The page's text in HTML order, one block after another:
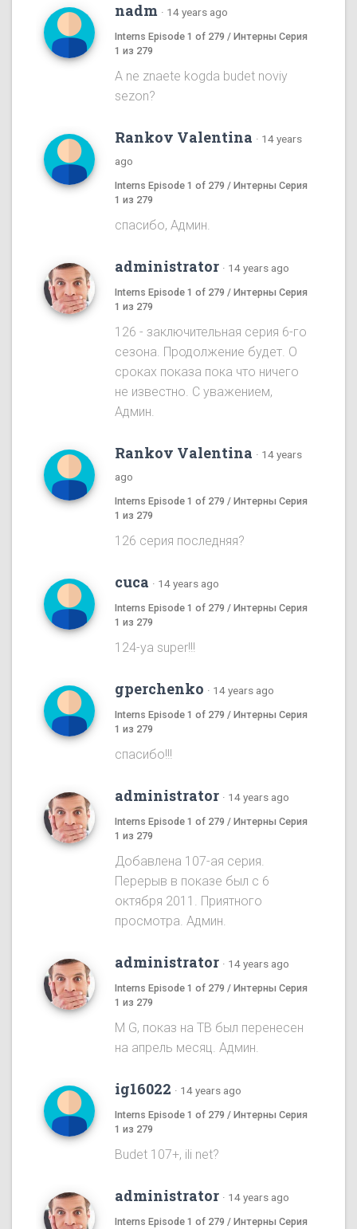
nadm · 14 years ago
Interns Episode 1 of 279 / Интерны Серия
1 из 279
A ne znaete kogda budet noviy
sezon?
Rankov Valentina · 14 years
ago
Interns Episode 1 of 279 / Интерны Серия
1 из 279
спасибо, Админ.
administrator · 14 years ago
Interns Episode 1 of 279 / Интерны Серия
1 из 279
126 - заключительная серия 6-го
сезона. Продолжение будет. О
сроках показа пока что ничего
не известно. С уважением,
Админ.
Rankov Valentina · 14 years
ago
Interns Episode 1 of 279 / Интерны Серия
1 из 279
126 серия последняя?
cuca · 14 years ago
Interns Episode 1 of 279 / Интерны Серия
1 из 279
124-ya super!!!
gperchenko · 14 years ago
Interns Episode 1 of 279 / Интерны Серия
1 из 279
спасибо!!!
administrator · 14 years ago
Interns Episode 1 of 279 / Интерны Серия
1 из 279
Добавлена 107-ая серия.
Перерыв в показе был с 6
октября 2011. Приятного
просмотра. Админ.
administrator · 14 years ago
Interns Episode 1 of 279 / Интерны Серия
1 из 279
M G, показ на ТВ был перенесен
на апрель месяц. Админ.
ig16022 · 14 years ago
Interns Episode 1 of 279 / Интерны Серия
1 из 279
Budet 107+, ili net?
administrator · 14 years ago
Interns Episode 1 of 279 / Интерны Серия